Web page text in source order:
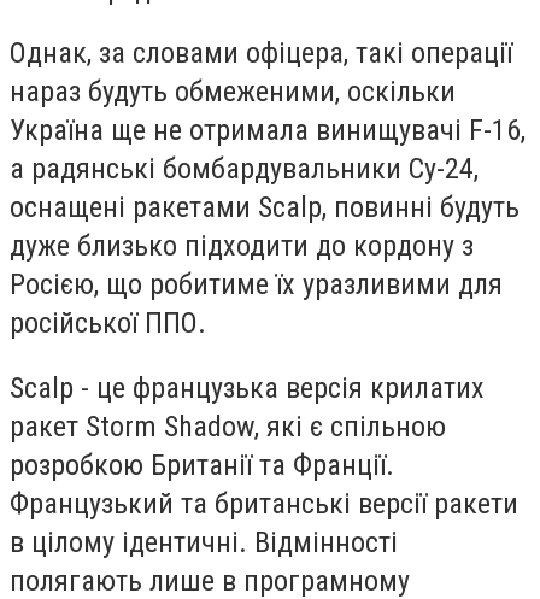
Однак, за словами офіцера, такі операції
нараз будуть обмеженими, оскільки
Україна ще не отримала винищувачі F-16,
а радянські бомбардувальники Су-24,
оснащені ракетами Scalp, повинні будуть
дуже близько підходити до кордону з
Росією, що робитиме їх уразливими для
російської ППО.
Scalp - це французька версія крилатих
ракет Storm Shadow, які є спільною
розробкою Британії та Франції.
Французький та британські версії ракети
в цілому ідентичні. Відмінності
полягають лише в програмному